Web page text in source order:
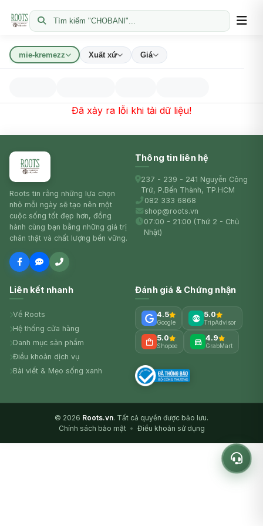
Tìm kiếm "CHOBANI"...
mie-kremezz Xuất xứ Giá
Đã xảy ra lỗi khi tải dữ liệu!
Roots tin rằng những lựa chọn
nhỏ mỗi ngày sẽ tạo nên một
cuộc sống tốt đẹp hơn, đồng
hành cùng bạn bằng những giá trị
chân thật và chất lượng bền vững.
Thông tin liên hệ
237 - 239 - 241 Nguyễn Công
Trứ, P.Bến Thành, TP.HCM
082 333 6868
shop@roots.vn
07:00 - 21:00 (Thứ 2 - Chủ
Nhật)
Liên kết nhanh
Về Roots
Hệ thống cửa hàng
Danh mục sản phẩm
Điều khoản dịch vụ
Bài viết & Mẹo sống xanh
Đánh giá & Chứng nhận
4.5
Google
5.0
TripAdvisor
5.0
Shopee
4.9
GrabMart
© 2026 Roots.vn. Tất cả quyền được bảo lưu.
Chính sách bảo mật • Điều khoản sử dụng